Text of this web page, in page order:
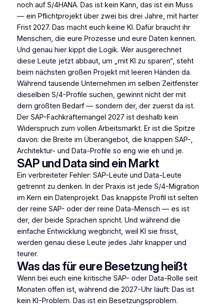
noch auf S/4HANA. Das ist kein Kann, das ist ein Muss
— ein Pflichtprojekt über zwei bis drei Jahre, mit harter
Frist 2027. Das macht euch keine KI. Dafür braucht ihr
Menschen, die eure Prozesse und eure Daten kennen.
Und genau hier kippt die Logik. Wer ausgerechnet
diese Leute jetzt abbaut, um „mit KI zu sparen“, steht
beim nächsten großen Projekt mit leeren Händen da.
Während tausende Unternehmen im selben Zeitfenster
dieselben S/4-Profile suchen, gewinnt nicht der mit
dem größten Bedarf — sondern der, der zuerst da ist.
Der SAP-Fachkräftemangel 2027 ist deshalb kein
Widerspruch zum vollen Arbeitsmarkt. Er ist die Spitze
davon: die Breite im Überangebot, die knappen SAP-,
Architektur- und Data-Profile so eng wie eh und je.
SAP und Data sind ein Markt
Ein verbreiteter Fehler: SAP-Leute und Data-Leute
getrennt zu denken. In der Praxis ist jede S/4-Migration
im Kern ein Datenprojekt. Das knappste Profil ist selten
der reine SAP- oder der reine Data-Mensch — es ist
der, der beide Sprachen spricht. Und während die
einfache Entwicklung wegbricht, weil KI sie frisst,
werden genau diese Leute jedes Jahr knapper und
teurer.
Was das für eure Besetzung heißt
Wenn bei euch eine kritische SAP- oder Data-Rolle seit
Monaten offen ist, während die 2027-Uhr läuft: Das ist
kein KI-Problem. Das ist ein Besetzungsproblem.